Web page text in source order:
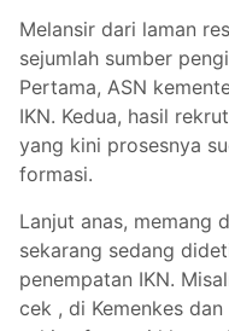
Melansir dari laman
sejumlah sumber
Pertama, ASN
IKN. Kedua, hasil
yang kini prosesnya
formasi.
Lanjut anas, memang
sekarang sedang
penempatan IKN.
cek , di Kemenkes